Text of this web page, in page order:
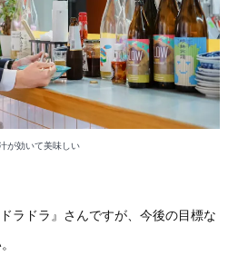
が効いて美味しい
ラドラ』さんですが、今後の目標な